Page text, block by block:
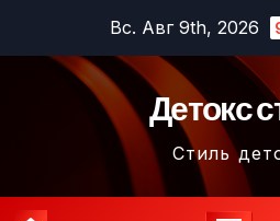
содержимому
Вс. Авг 9th, 2026
Детокс
Стиль